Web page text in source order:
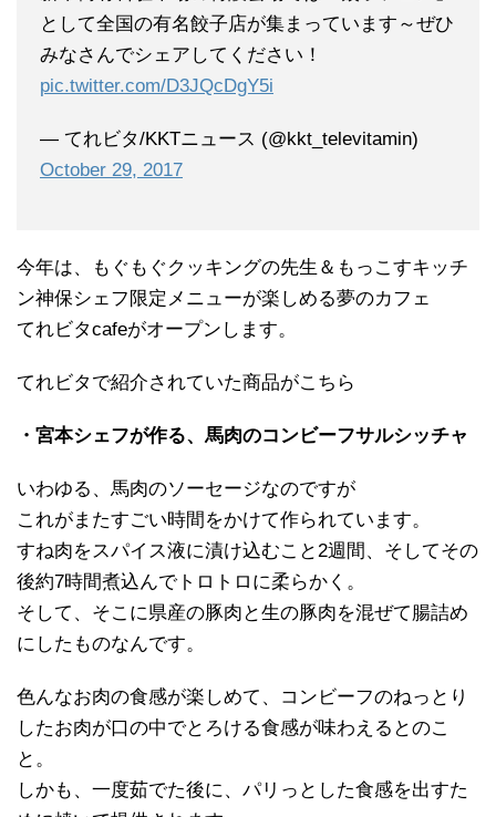
として全国の有名餃子店が集まっています～ぜひ
みなさんでシェアしてください！
pic.twitter.com/D3JQcDgY5i
— てれビタ/KKTニュース (@kkt_televitamin)
October 29, 2017
今年は、もぐもぐクッキングの先生＆もっこすキッチ
ン神保シェフ限定メニューが楽しめる夢のカフェ
てれビタcafeがオープンします。
てれビタで紹介されていた商品がこちら
・宮本シェフが作る、馬肉のコンビーフサルシッチャ
いわゆる、馬肉のソーセージなのですが
これがまたすごい時間をかけて作られています。
すね肉をスパイス液に漬け込むこと2週間、そしてその
後約7時間煮込んでトロトロに柔らかく。
そして、そこに県産の豚肉と生の豚肉を混ぜて腸詰め
にしたものなんです。
色んなお肉の食感が楽しめて、コンビーフのねっとり
したお肉が口の中でとろける食感が味わえるとのこ
と。
しかも、一度茹でた後に、パリっとした食感を出すた